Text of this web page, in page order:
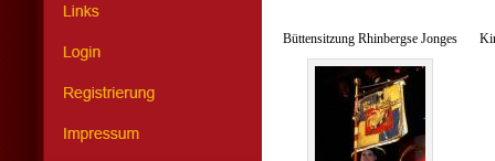
Büttensitzung Rhinbergse Jonges